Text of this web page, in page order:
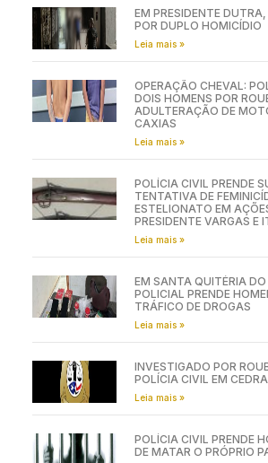
EM PRESIDENTE
POR DUPLO HOMICÍDIO
Leia mais »
OPERAÇÃO CHEVAL:
DOIS HOMENS POR
ADULTERAÇÃO DE
CAXIAS
Leia mais »
POLÍCIA CIVIL PRENDE
TENTATIVA DE
ESTELIONATO EM
PRESIDENTE VARGAS E
Leia mais »
EM SANTA QUITÉRIA
POLICIAL PRENDE
TRÁFICO DE DROGAS
Leia mais »
INVESTIGADO POR
POLÍCIA CIVIL EM
Leia mais »
POLÍCIA CIVIL PRENDE
DE MATAR O PRÓPRIO